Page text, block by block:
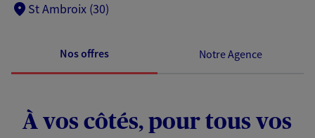
St Ambroix (30)
Nos offres Notre Agence
À vos côtés, pour tous vos